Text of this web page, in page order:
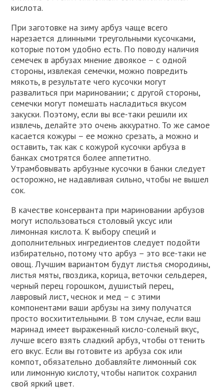
кислота.
При заготовке на зиму арбуз чаще всего
нарезается длинными треугольными кусочками,
которые потом удобно есть. По поводу наличия
семечек в арбузах мнение двоякое – с одной
стороны, извлекая семечки, можно повредить
мякоть, в результате чего кусочки могут
развалиться при мариновании; с другой стороны,
семечки могут помешать насладиться вкусом
закуски. Поэтому, если вы все-таки решили их
извлечь, делайте это очень аккуратно. То же самое
касается кожуры – ее можно срезать, а можно и
оставить, так как с кожурой кусочки арбуза в
банках смотрятся более аппетитно.
Утрамбовывать арбузные кусочки в банки следует
осторожно, не надавливая сильно, чтобы не вышел
сок.
В качестве консерванта при мариновании арбузов
могут использоваться столовый уксус или
лимонная кислота. К выбору специй и
дополнительных ингредиентов следует подойти
избирательно, потому что арбуз – это все-таки не
овощ. Лучшим вариантом будут листья смородины,
листья мяты, гвоздика, корица, веточки сельдерея,
черный перец горошком, душистый перец,
лавровый лист, чеснок и мед – с этими
компонентами ваши арбузы на зиму получатся
просто восхитительными. В том случае, если ваш
маринад имеет выраженный кисло-соленый вкус,
лучше всего взять сладкий арбуз, чтобы оттенить
его вкус. Если вы готовите из арбуза сок или
компот, обязательно добавляйте лимонный сок
или лимонную кислоту, чтобы напиток сохранил
свой яркий цвет.